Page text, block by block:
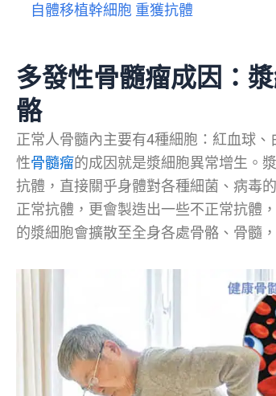
自體移植幹細胞 重獲抗體
多發性骨髓瘤成因：
骼
正常人骨髓內主要有4種細胞：紅血球
性骨髓瘤的成因就是漿細胞異常增生。
抗體，直接關乎身體對各種細菌、病毒
正常抗體，更會製造出一些不正常抗體
的漿細胞會擴散至全身各處骨骼、骨髓